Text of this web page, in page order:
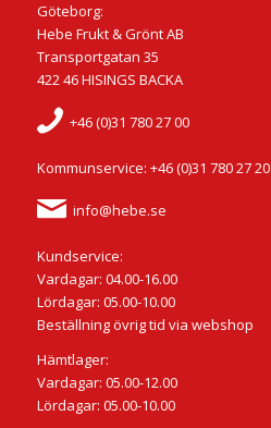
Göteborg:
Hebe Frukt & Grönt AB
Transportgatan 35
422 46 HISINGS BACKA
+46 (0)31 780 27 00
Kommunservice: +46 (0)31 780 27 20
info@hebe.se
Kundservice:
Vardagar: 04.00-16.00
Lördagar: 05.00-10.00
Beställning övrig tid via webshop
Hämtlager:
Vardagar: 05.00-12.00
Lördagar: 05.00-10.00